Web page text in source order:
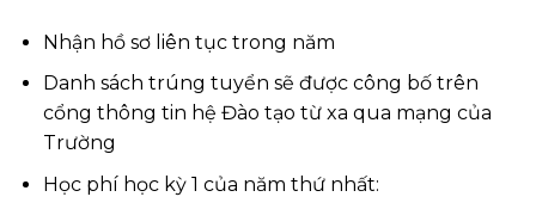
Nhận hồ sơ liên tục trong năm
Danh sách trúng tuyển sẽ được công bố trên
cổng thông tin hệ Đào tạo từ xa qua mạng của
Trường
Học phí học kỳ 1 của năm thứ nhất: